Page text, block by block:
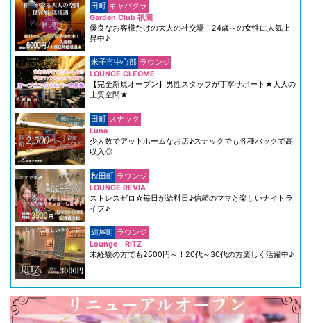
田町 キャバクラ
Garden Club 祇園
優良なお客様だけの大人の社交場！24歳～の女性に人気上
昇中♪
米子市中心部 ラウンジ
LOUNGE CLEOME
【完全新規オープン】男性スタッフが丁寧サポート★大人の
上質空間★
田町 スナック
Luna
少人数でアットホームなお店♪スナックでも各種バックで高
収入◎
秋田町 ラウンジ
LOUNGE REVIA
ストレスゼロ☆毎日が給料日♪信頼のママと楽しいナイトラ
イフ♪
紺屋町 ラウンジ
Lounge RITZ
未経験の方でも2500円～！20代～30代の方楽しく活躍中♪